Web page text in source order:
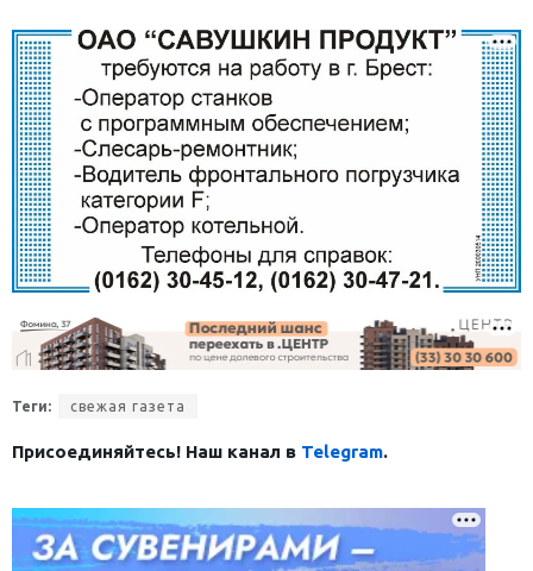
Теги: свежая газета
Присоединяйтесь! Наш канал в Telegram.